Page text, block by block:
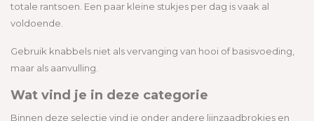
totale rantsoen. Een paar kleine stukjes per dag is vaak al
voldoende.
Gebruik knabbels niet als vervanging van hooi of basisvoeding,
maar als aanvulling.
Wat vind je in deze categorie
Binnen deze selectie vind je onder andere lijnzaadbrokjes en